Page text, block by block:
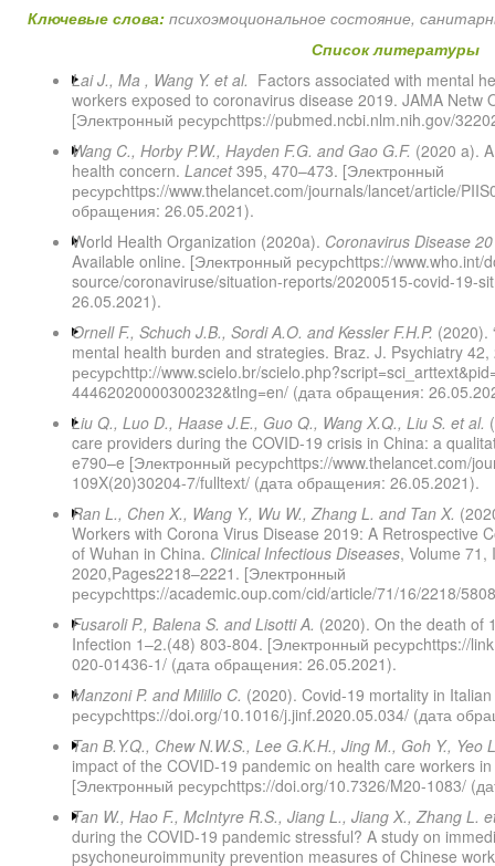
Ключевые слова: психоэмоциональное состояние,
Список литературы
Lai J., Ma , Wang Y. et al. Factors associated with mental
workers exposed to coronavirus disease 2019. JAMA
[Электронный ресурсhttps://pubmed.ncbi.nlm.nih.gov/
Wang C., Horby P.W., Hayden F.G. and Gao G.F. (2020 a).
health concern. Lancet395, 470–473. [Электронный
ресурсhttps://www.thelancet.com/journals/lancet/article/
обращения: 26.05.2021).
World Health Organization (2020a). Coronavirus Disease
Available online. [Электронный ресурсhttps://www.who.int/
source/coronaviruse/situation-reports/20200515-covid-19-
26.05.2021).
Ornell F., Schuch J.B., Sordi A.O. and Kessler F.H.P. (2020).
mental health burden and strategies. Braz. J. Psychiatry
ресурсhttp://www.scielo.br/
44462020000300232&tlng=en/ (дата обращения:
Liu Q., Luo D., Haase J.E., Guo Q., Wang X.Q., Liu S. et al.
care providers during the COVID-19 crisis in China: a
e790–e [Электронный ресурсhttps://www.thelancet.com/
109X(20)30204-7/fulltext/ (дата обращения: 26.05.2021).
Ran L., Chen X., Wang Y., Wu W., Zhang L. and Tan X.
Workers with Corona Virus Disease 2019: A Retrospective
of Wuhan in China. Clinical Infectious Diseases, Volume 71,
2020,Pages2218–2221. [Электронный
ресурсhttps://academic.oup.com/cid/article/71/16/2218/
Fusaroli P., Balena S. and Lisotti A. (2020). On the death of
Infection 1–2.(48) 803-804. [Электронный ресурсhttps://
020-01436-1/ (дата обращения: 26.05.2021).
Manzoni P. and Milillo C. (2020). Covid-19 mortality in
ресурсhttps://doi.org/10.1016/j.jinf.2020.05.034/ (дата
Tan B. Y.Q., Chew N.W.S., Lee G.K.H., Jing M., Goh Y., Yeo L
impact of the COVID-19 pandemic on health care workers
[Электронный ресурсhttps://doi.org/10.7326/M20-1083/
Tan W., Hao F., McIntyre R.S., Jiang L., Jiang X.,Zhang L.
during the COVID-19 pandemic stressful? A study on
psychoneuroimmunity prevention measures of Chinese